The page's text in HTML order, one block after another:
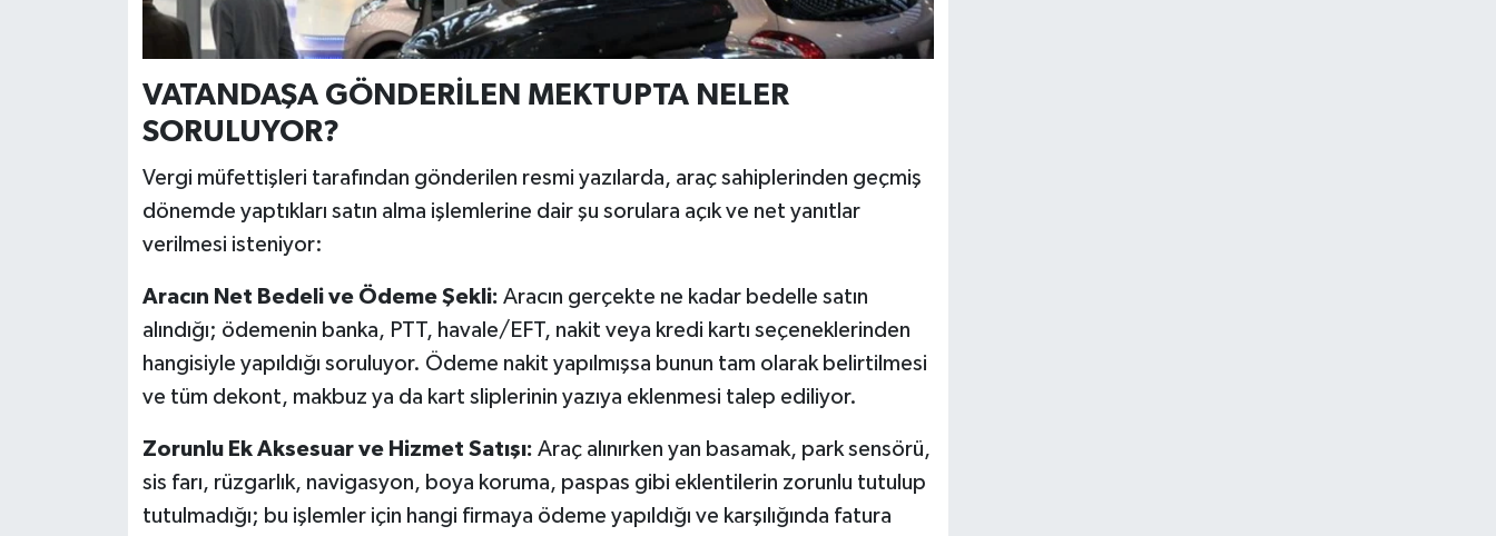
VATANDAŞA GÖNDERİLEN MEKTUPTA NELER
SORULUYOR?
Vergi müfettişleri tarafından gönderilen resmi yazılarda, araç sahiplerinden geçmiş
dönemde yaptıkları satın alma işlemlerine dair şu sorulara açık ve net yanıtlar
verilmesi isteniyor:
Aracın Net Bedeli ve Ödeme Şekli: Aracın gerçekte ne kadar bedelle satın
alındığı; ödemenin banka, PTT, havale/EFT, nakit veya kredi kartı seçeneklerinden
hangisiyle yapıldığı soruluyor. Ödeme nakit yapılmışsa bunun tam olarak belirtilmesi
ve tüm dekont, makbuz ya da kart sliplerinin yazıya eklenmesi talep ediliyor.
Zorunlu Ek Aksesuar ve Hizmet Satışı: Araç alınırken yan basamak, park sensörü,
sis farı, rüzgarlık, navigasyon, boya koruma, paspas gibi eklentilerin zorunlu tutulup
tutulmadığı; bu işlemler için hangi firmaya ödeme yapıldığı ve karşılığında fatura
Teknoloji
Video Galeri
Yemek Tarifleri